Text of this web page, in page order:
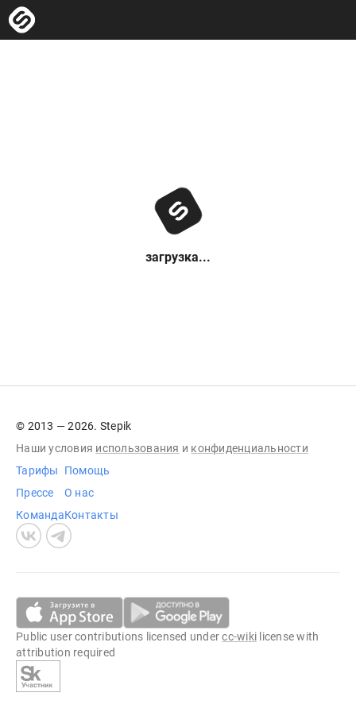
загрузка...
© 2013 — 2026. Stepik
Наши условия использования и конфиденциальности
Тарифы
Прессе
Команда
Помощь
О нас
Контакты
Public user contributions licensed undercc-wiki license with
attribution required